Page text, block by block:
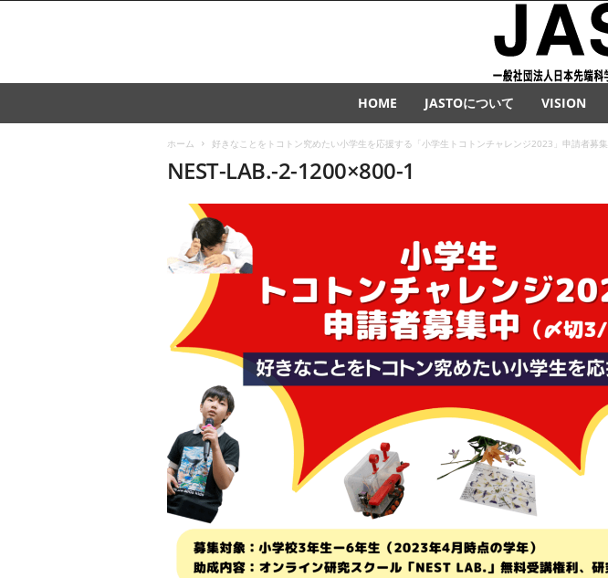
HOME JASTOについて VISION
ホーム 好きなことをトコトン究めたい小学生を応援する「小学生トコトンチャレンジ2023」申請者募集
NEST-LAB.-2-1200×800-1